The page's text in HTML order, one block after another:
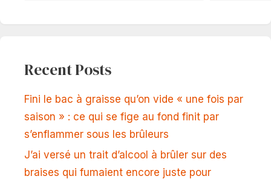
Recent Posts
Fini le bac à graisse qu’on vide « une fois par
saison » : ce qui se fige au fond finit par
s’enflammer sous les brûleurs
J’ai versé un trait d’alcool à brûler sur des
braises qui fumaient encore juste pour